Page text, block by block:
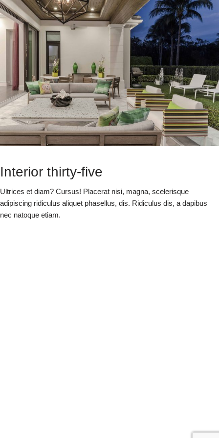
Interior thirty-five
Ultrices et diam? Cursus! Placerat nisi, magna, scelerisque
adipiscing ridiculus aliquet phasellus, dis. Ridiculus dis, a dapibus
nec natoque etiam.